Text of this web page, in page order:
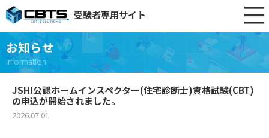
受験者専用サイト
お知らせ
Information
JSHI公認ホームインスペクター(住宅診断士)資格試験(CBT)
の申込が開始されました。
2026.07.01